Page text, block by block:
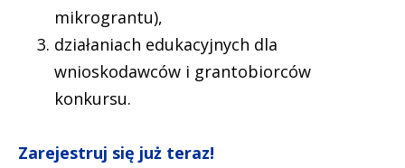
mikrograntu),
działaniach edukacyjnych dla
wnioskodawców i grantobiorców
konkursu.
Zarejestruj się już teraz!